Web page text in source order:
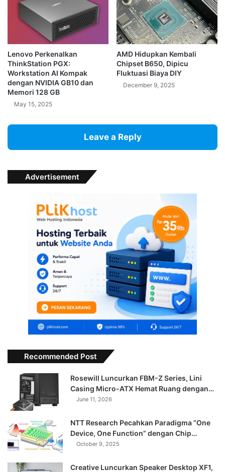
n
g
Lenovo Perkenalkan
ThinkStation PGX:
Workstation AI Kompak
dengan NVIDIA GB10 dan
Memori 128 GB
May 15, 2025
AMD Hidupkan Kembali
Chipset B650, Dipicu
Fluktuasi Biaya DIY
December 9, 2025
Leave a Reply
Advertisement
Recommended Post
Rosewill Luncurkan FBM-Z Series, Lini
Casing Micro-ATX Hemat Ruang dengan…
June 11, 2026
NTT Research Pecahkan Paradigma “One
Device, One Function” dengan Chip…
October 9, 2025
Creative Luncurkan Speaker Desktop XF1,